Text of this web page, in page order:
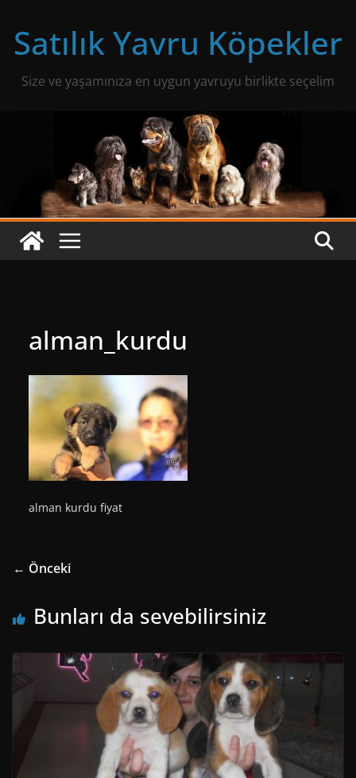
content
Satılık Yavru Köpekler
Size ve yaşamınıza en uygun yavruyu birlikte seçelim
alman_kurdu
alman kurdu fiyat
← Önceki
Bunları da sevebilirsiniz